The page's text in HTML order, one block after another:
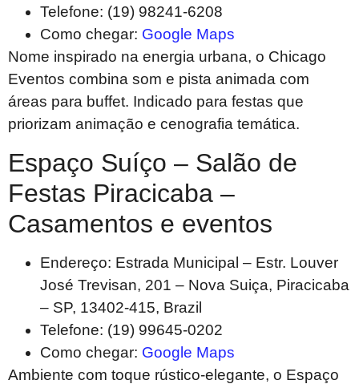
Telefone: (19) 98241-6208
Como chegar: Google Maps
Nome inspirado na energia urbana, o Chicago
Eventos combina som e pista animada com
áreas para buffet. Indicado para festas que
priorizam animação e cenografia temática.
Espaço Suíço – Salão de
Festas Piracicaba –
Casamentos e eventos
Endereço: Estrada Municipal – Estr. Louver
José Trevisan, 201 – Nova Suiça, Piracicaba
– SP, 13402-415, Brazil
Telefone: (19) 99645-0202
Como chegar: Google Maps
Ambiente com toque rústico-elegante, o Espaço